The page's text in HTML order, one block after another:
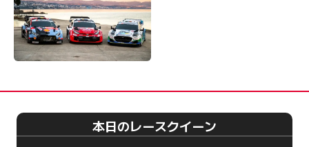
本日のレースクイーン